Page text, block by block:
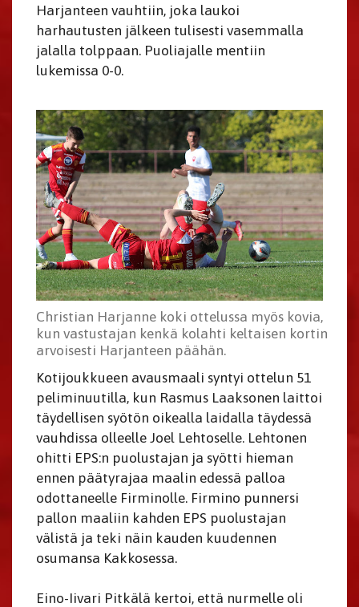
Harjanteen vauhtiin, joka laukoi
harhautusten jälkeen tulisesti vasemmalla
jalalla tolppaan. Puoliajalle mentiin
lukemissa 0-0.
Christian Harjanne koki ottelussa myös kovia,
kun vastustajan kenkä kolahti keltaisen kortin
arvoisesti Harjanteen päähän.
Kotijoukkueen avausmaali syntyi ottelun 51
peliminuutilla, kun Rasmus Laaksonen laittoi
täydellisen syötön oikealla laidalla täydessä
vauhdissa olleelle Joel Lehtoselle. Lehtonen
ohitti EPS:n puolustajan ja syötti hieman
ennen päätyrajaa maalin edessä palloa
odottaneelle Firminolle. Firmino punnersi
pallon maaliin kahden EPS puolustajan
välistä ja teki näin kauden kuudennen
osumansa Kakkosessa.
Eino-Iivari Pitkälä kertoi, että nurmelle oli